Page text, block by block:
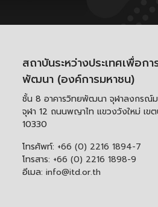
สถาบันระหว่างประเทศเพื่อกา
พัฒนา (องค์การมหาชน)
ชั้น 8 อาคารวิทยพัฒนา จุฬาลงกรณ์
จุฬา 12 ถนนพญาไท แขวงวังใหม่ เข
10330
โทรศัพท์: +66 (0) 2216 1894-7
โทรสาร: +66 (0) 2216 1898-9
อีเมล: info@itd.or.th